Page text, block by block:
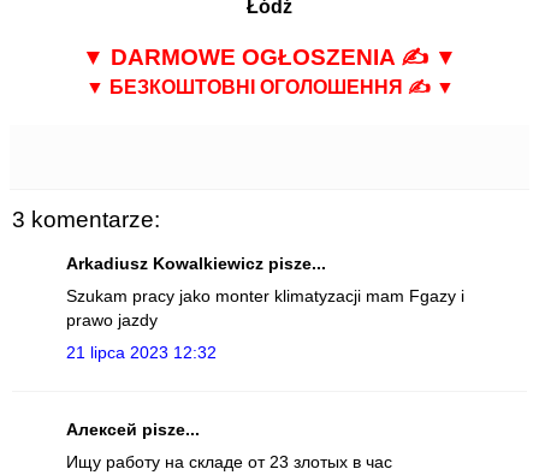
Łódź
▼ DARMOWE OGŁOSZENIA ✍ ▼
▼ БЕЗКОШТОВНІ ОГОЛОШЕННЯ ✍ ▼
3 komentarze:
Arkadiusz Kowalkiewicz pisze...
Szukam pracy jako monter klimatyzacji mam Fgazy i
prawo jazdy
21 lipca 2023 12:32
Алексей pisze...
Ищу работу на складе от 23 злотых в час